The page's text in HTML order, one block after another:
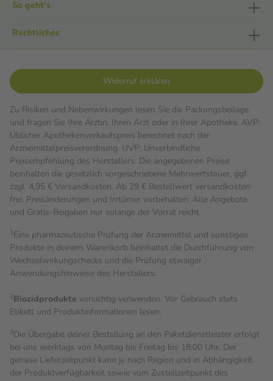
So geht's
Rechtliches
Widerruf erklären
Zu Risiken und Nebenwirkungen lesen Sie die Packungsbeilage
und fragen Sie Ihre Ärztin, Ihren Arzt oder in Ihrer Apotheke. AVP:
Üblicher Apothekenverkaufspreis berechnet nach der
Arzneimittelpreisverordnung. UVP: Unverbindliche
Preisempfehlung des Herstellers. Die angegebenen Preise
beinhalten die gesetzlich vorgeschriebene Mehrwertsteuer, ggf.
zzgl. 4,95 € Versandkosten. Ab 29 € Bestell­wert versand­kosten­
frei. Preisänderungen und Irrtümer vorbehalten. Alle Angebote
und Gratis-Beigaben nur solange der Vorrat reicht.
1Eine pharmazeutische Prüfung der Arzneimittel und sonstigen
Produkte in deinem Warenkorb beinhaltet die Durchführung von
Wechselwirkungschecks und die Prüfung etwaiger
Anwendungshinweise des Herstellers.
2Biozidprodukte vorsichtig verwenden. Vor Gebrauch stets
Etikett und Produktinformationen lesen.
3Die Übergabe deiner Bestellung an den Paketdienstleister erfolgt
bei uns werktags von Montag bis Freitag bis 18:00 Uhr. Der
genaue Lieferzeitpunkt kann je nach Region und in Abhängigkeit
der Produktverfügbarkeit sowie vom Zustellzeitpunkt des